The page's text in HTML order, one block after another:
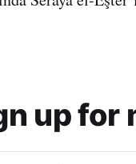
up for